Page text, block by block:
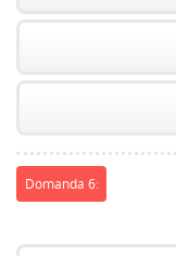
Domanda 6: